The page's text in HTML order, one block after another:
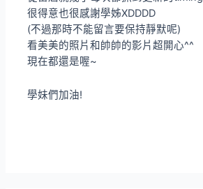
很得意也很感謝學姊XDDDD
(不過那時不能留言要保持靜默呢)
看美美的照片和帥帥的影片超開心^^
現在都還是喔~
學妹們加油!